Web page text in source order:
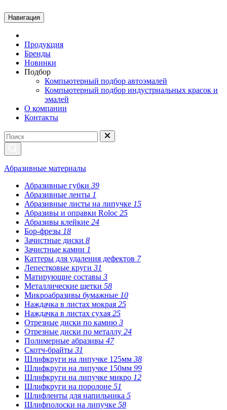
Навигация
Продукция
Бренды
Новинки
Подбор
Компьютерный подбор автоэмалей
Компьютерный подбор индустриальных красок и
эмалей
О компании
Контакты
Абразивные материалы
Абразивные губки 39
Абразивные ленты 1
Абразивные листы на липучке 15
Абразивы и оправки Roloc 25
Абразивы клейкие 24
Бор-фрезы 18
Зачистные диски 8
Зачистные камни 1
Каттеры для удаления дефектов 7
Лепестковые круги 31
Матирующие составы 3
Металлические щетки 58
Микроабразивы бумажные 10
Наждачка в листах мокрая 25
Наждачка в листах сухая 25
Отрезные диски по камню 3
Отрезные диски по металлу 24
Полимерные абразивы 47
Скотч-брайты 31
Шлифкруги на липучке 125мм 38
Шлифкруги на липучке 150мм 99
Шлифкруги на липучке микро 12
Шлифкруги на поролоне 51
Шлифленты для напильника 5
Шлифполоски на липучке 58